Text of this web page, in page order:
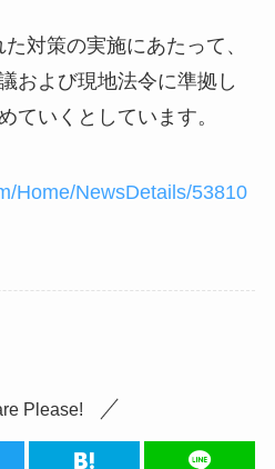
対策の実施にあたって、
および現地法令に準拠し
ていくとしています。
Home/NewsDetails/53810
Please!